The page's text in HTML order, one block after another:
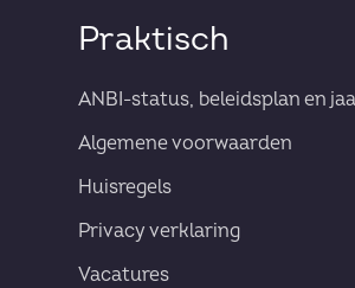
Praktisch
ANBI-status, beleidsplan en
Algemene voorwaarden
Huisregels
Privacy verklaring
Vacatures